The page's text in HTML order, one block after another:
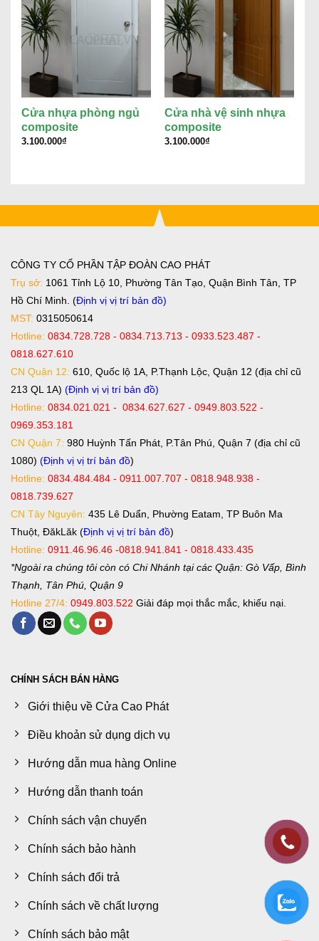
Cửa nhựa phòng ngủ
composite
3.100.000₫
Cửa nhà vệ sinh nhựa
composite
3.100.000₫
CÔNG TY CỔ PHẦN TẬP ĐOÀN CAO PHÁT
Trụ sở: 1061 Tỉnh Lộ 10, Phường Tân Tạo, Quận Bình Tân, TP
Hồ Chí Minh. (Định vị vị trí bản đồ)
MST: 0315050614
Hotline: 0834.728.728 - 0834.713.713 - 0933.523.487 -
0818.627.610
CN Quận 12: 610, Quốc lộ 1A, P.Thạnh Lộc, Quận 12 (địa chỉ cũ
213 QL 1A) (Định vị vị trí bản đồ)
Hotline: 0834.021.021 - 0834.627.627 - 0949.803.522 -
0969.353.181
CN Quận 7: 980 Huỳnh Tấn Phát, P.Tân Phú, Quận 7 (địa chỉ cũ
1080) (Định vị vị trí bản đồ)
Hotline: 0834.484.484 - 0911.007.707 - 0818.948.938 -
0818.739.627
CN Tây Nguyên: 435 Lê Duẩn, Phường Eatam, TP Buôn Ma
Thuột, ĐăkLăk (Định vị vị trí bản đồ)
Hotline: 0911.46.96.46 -0818.941.841 - 0818.433.435
*Ngoài ra chúng tôi còn có Chi Nhánh tại các Quận: Gò Vấp, Bình
Thạnh, Tân Phú, Quận 9
Hotline 27/4: 0949.803.522 Giải đáp mọi thắc mắc, khiếu nại.
CHÍNH SÁCH BÁN HÀNG
Giới thiệu về Cửa Cao Phát
Điều khoản sử dụng dịch vụ
Hướng dẫn mua hàng Online
Hướng dẫn thanh toán
Chính sách vận chuyển
Chính sách bảo hành
Chính sách đổi trả
Chính sách về chất lượng
Chính sách bảo mật